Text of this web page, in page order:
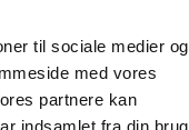
til sociale medier og
med vores
partnere kan